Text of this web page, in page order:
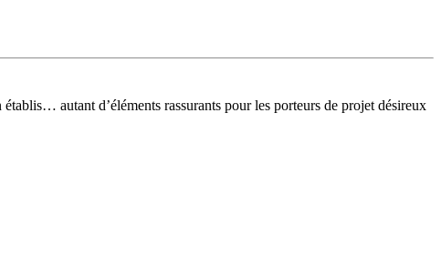
autant d’éléments rassurants pour les porteurs de projet désireux